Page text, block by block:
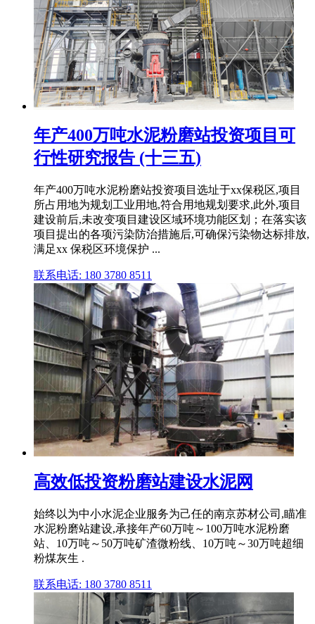
年产400万吨水泥粉磨站投资项目可
行性研究报告 (十三五)
年产400万吨水泥粉磨站投资项目选址于xx保税区,项目
所占用地为规划工业用地,符合用地规划要求,此外,项目
建设前后,未改变项目建设区域环境功能区划；在落实该
项目提出的各项污染防治措施后,可确保污染物达标排放,
满足xx 保税区环境保护 ...
联系电话: 180 3780 8511
高效低投资粉磨站建设水泥网
始终以为中小水泥企业服务为己任的南京苏材公司,瞄准
水泥粉磨站建设,承接年产60万吨～100万吨水泥粉磨
站、10万吨～50万吨矿渣微粉线、10万吨～30万吨超细
粉煤灰生 .
联系电话: 180 3780 8511